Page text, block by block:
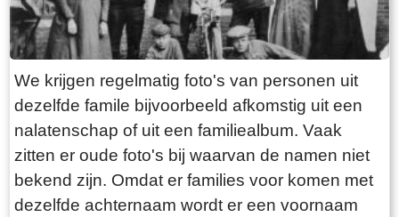
We krijgen regelmatig foto's van personen uit
dezelfde famile bijvoorbeeld afkomstig uit een
nalatenschap of uit een familiealbum. Vaak
zitten er oude foto's bij waarvan de namen niet
bekend zijn. Omdat er families voor komen met
dezelfde achternaam wordt er een voornaam